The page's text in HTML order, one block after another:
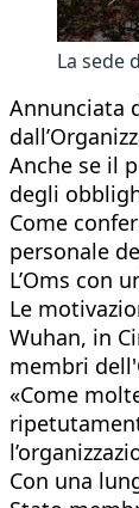
La sede
Annunciata
Anche se il
degli
Come
personale
L’Oms con
Le
Wuhan, in
membri
«Come
Con una